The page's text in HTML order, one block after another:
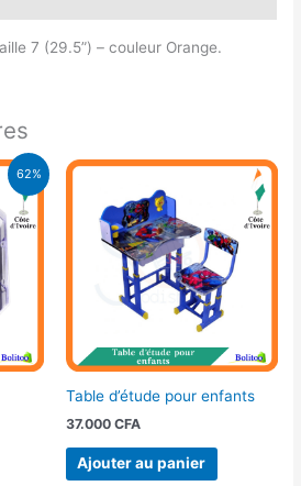
7 (29.5”) – couleur Orange.
62%
CFA.
Table d’étude pour enfants
37.000 CFA
Ajouter au panier